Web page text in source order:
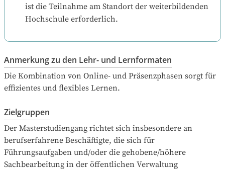
ist die Teilnahme am Standort der weiterbildenden
Hochschule erforderlich.
Anmerkung zu den Lehr- und Lernformaten
Die Kombination von Online- und Präsenzphasen sorgt für
effizientes und flexibles Lernen.
Zielgruppen
Der Masterstudiengang richtet sich insbesondere an
berufserfahrene Beschäftigte, die sich für
Führungsaufgaben und/oder die gehobene/höhere
Sachbearbeitung in der öffentlichen Verwaltung